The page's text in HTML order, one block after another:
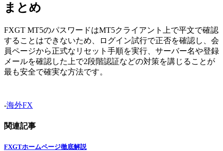
まとめ
FXGT MT5のパスワードはMT5クライアント上で平文で確認
することはできないため、ログイン試行で正否を確認し、会
員ページから正式なリセット手順を実行、サーバー名や登録
メールを確認した上で2段階認証などの対策を講じることが
最も安全で確実な方法です。
-海外FX
関連記事
FXGTホームページ徹底解説